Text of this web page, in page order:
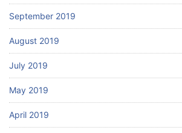
September 2019
August 2019
July 2019
May 2019
April 2019